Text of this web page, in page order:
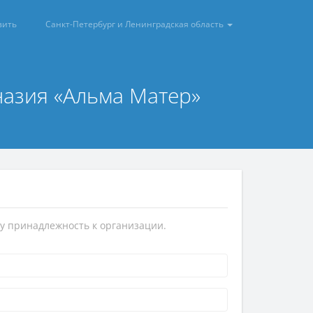
Санкт-Петербург и Ленинградская область
«Альма Матер»
к организации.